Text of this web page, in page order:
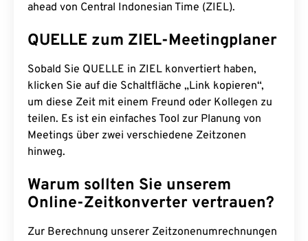
ahead von Central Indonesian Time (ZIEL).
QUELLE zum ZIEL-Meetingplaner
Sobald Sie QUELLE in ZIEL konvertiert haben,
klicken Sie auf die Schaltfläche „Link kopieren“,
um diese Zeit mit einem Freund oder Kollegen zu
teilen. Es ist ein einfaches Tool zur Planung von
Meetings über zwei verschiedene Zeitzonen
hinweg.
Warum sollten Sie unserem
Online-Zeitkonverter vertrauen?
Zur Berechnung unserer Zeitzonenumrechnungen